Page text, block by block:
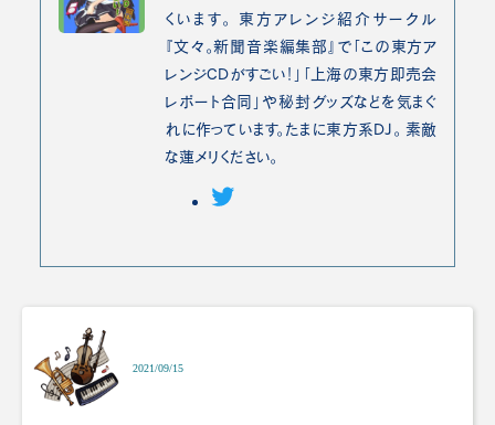
くいます。 東方アレンジ紹介サークル
『文々。新聞音楽編集部』で「この東方ア
レンジCDがすごい！」「上海の東方即売会
レポート合同」や秘封グッズなどを気まぐ
れに作っています。たまに東方系DJ。 素敵
な蓮メリください。
2021/09/15